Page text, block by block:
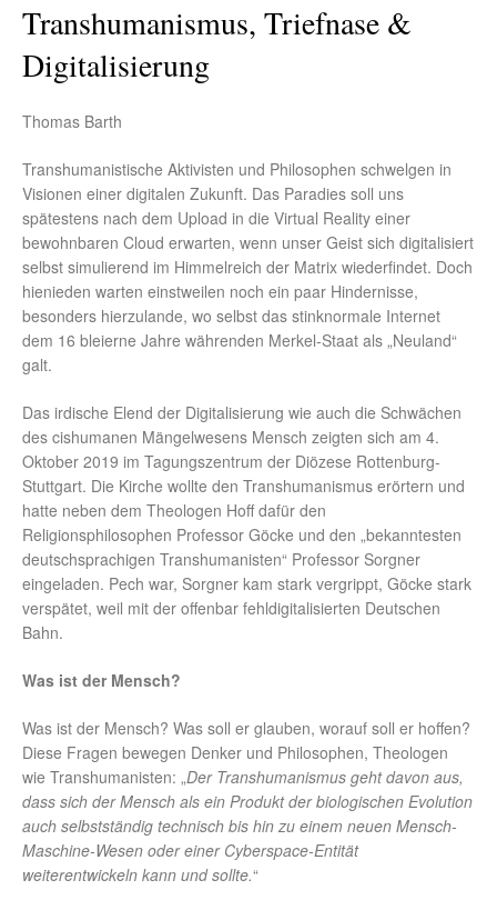
Transhumanismus, Triefnase &
Digitalisierung
Thomas Barth
Transhumanistische Aktivisten und Philosophen schwelgen in
Visionen einer digitalen Zukunft. Das Paradies soll uns
spätestens nach dem Upload in die Virtual Reality einer
bewohnbaren Cloud erwarten, wenn unser Geist sich digitalisiert
selbst simulierend im Himmelreich der Matrix wiederfindet. Doch
hienieden warten einstweilen noch ein paar Hindernisse,
besonders hierzulande, wo selbst das stinknormale Internet
dem 16 bleierne Jahre währenden Merkel-Staat als „Neuland“
galt.
Das irdische Elend der Digitalisierung wie auch die Schwächen
des cishumanen Mängelwesens Mensch zeigten sich am 4.
Oktober 2019 im Tagungszentrum der Diözese Rottenburg-
Stuttgart. Die Kirche wollte den Transhumanismus erörtern und
hatte neben dem Theologen Hoff dafür den
Religionsphilosophen Professor Göcke und den „bekanntesten
deutschsprachigen Transhumanisten“ Professor Sorgner
eingeladen. Pech war, Sorgner kam stark vergrippt, Göcke stark
verspätet, weil mit der offenbar fehldigitalisierten Deutschen
Bahn.
Was ist der Mensch?
Was ist der Mensch? Was soll er glauben, worauf soll er hoffen?
Diese Fragen bewegen Denker und Philosophen, Theologen
wie Transhumanisten: „Der Transhumanismus geht davon aus,
dass sich der Mensch als ein Produkt der biologischen Evolution
auch selbstständig technisch bis hin zu einem neuen Mensch-
Maschine-Wesen oder einer Cyberspace-Entität
weiterentwickeln kann und sollte.“